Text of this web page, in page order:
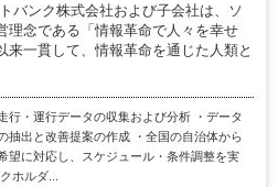
バンク株式会社および子会社は、ソ
理念である「情報革命で人々を幸せ
来一貫して、情報革命を通じた人類と
行・運行データの収集および分析 ・データ
抽出と改善提案の作成 ・全国の自治体から
望に対応し、スケジュール・条件調整を実
ホルダ...